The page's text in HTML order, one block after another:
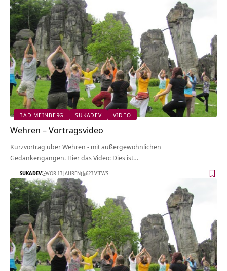
BAD MEINBERG SUKADEV VIDEO
Wehren‏‎ – Vortragsvideo
Kurzvortrag über Wehren‏‎ - mit außergewöhnlichen
Gedankengängen. Hier das Video: Dies ist…
SUKADEV VOR 13 JAHREN 623 VIEWS